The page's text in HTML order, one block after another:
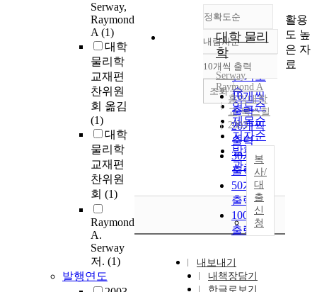
Serway,
Raymond
A(1)
대학
물리학
교재편
찬위원
회 옮김
(1)
대학
물리학
교재편
찬위원
회 (1)
Raymond
A.
Serway
저. (1)
발행연도
정확도순
정확도
순
인기도
순
연도순
제목순
저자순
발행기
관순
내림차순
내림차순
10개씩 출력
10개씩
출력
20개씩
출력
30개씩
출력
50개씩
출력
100개씩
출력
조회
대학 물리
학
Serway,
Raymond A
홍익대학
교 북스힐
2003
복
사/
대
출
신
청
내보내기
내책장담기
한글로보기
활용
도 높
은 자
료